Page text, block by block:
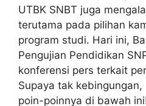
UTBK SNBT juga
terutama pada pilihan
program studi. Hari ini,
Pengujian Pendidikan
konferensi pers terkait
Supaya tak
poin-poinnya di bawah